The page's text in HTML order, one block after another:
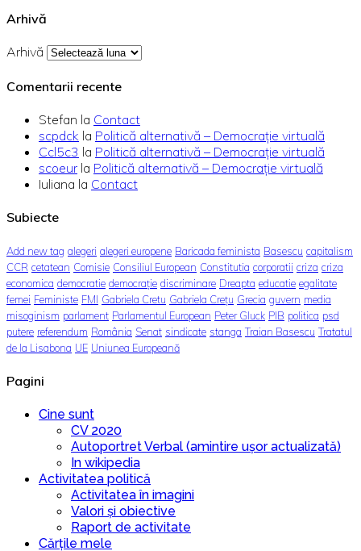
Arhivă
Arhivă
Comentarii recente
Stefan la Contact
scpdck la Politică alternativă – Democraţie virtuală
Ccl5c3 la Politică alternativă – Democraţie virtuală
scoeur la Politică alternativă – Democraţie virtuală
Iuliana la Contact
Subiecte
Add new tag alegeri alegeri europene Baricada feminista Basescu capitalism
CCR cetatean Comisie Consiliul European Constitutia corporatii criza criza
economica democratie democrație discriminare Dreapta educatie egalitate
femei Feministe FMI Gabriela Cretu Gabriela Crețu Grecia guvern media
misoginism parlament Parlamentul European Peter Gluck PIB politica psd
putere referendum România Senat sindicate stanga Traian Basescu Tratatul
de la Lisabona UE Uniunea Europeană
Pagini
Cine sunt
CV 2020
Autoportret Verbal (amintire ușor actualizată)
In wikipedia
Activitatea politică
Activitatea în imagini
Valori și obiective
Raport de activitate
Cărțile mele